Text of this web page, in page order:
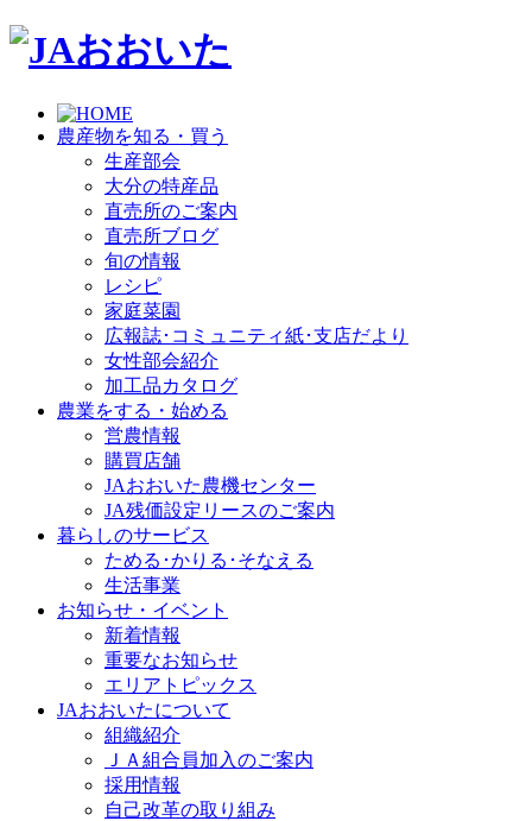
農産物を知る・買う
生産部会
大分の特産品
直売所のご案内
直売所ブログ
旬の情報
レシピ
家庭菜園
広報誌･コミュニティ紙･支店だより
女性部会紹介
加工品カタログ
農業をする・始める
営農情報
購買店舗
JAおおいた農機センター
JA残価設定リースのご案内
暮らしのサービス
ためる･かりる･そなえる
生活事業
お知らせ・イベント
新着情報
重要なお知らせ
エリアトピックス
JAおおいたについて
組織紹介
ＪＡ組合員加入のご案内
採用情報
自己改革の取り組み